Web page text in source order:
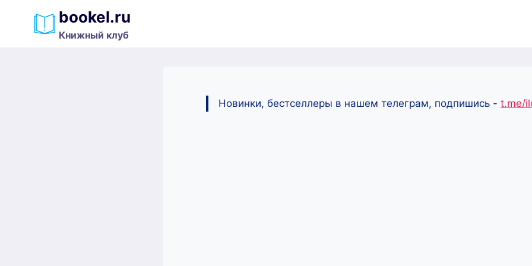
содержимому
bookel.ru
Книжный клуб
Новинки, бестселлеры в нашем телеграм, подпишись - t.me/